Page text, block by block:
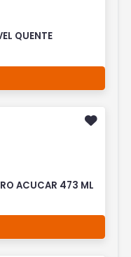
QUENTE
ACUCAR 473 ML